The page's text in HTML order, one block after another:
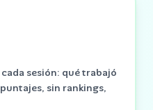
sesión: qué trabajó
sin rankings,